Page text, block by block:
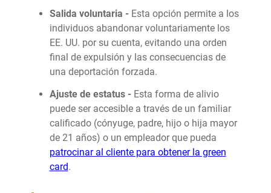
Salida voluntaria - Esta opción permite a los
individuos abandonar voluntariamente los
EE. UU. por su cuenta, evitando una orden
final de expulsión y las consecuencias de
una deportación forzada.
Ajuste de estatus - Esta forma de alivio
puede ser accesible a través de un familiar
calificado (cónyuge, padre, hijo o hija mayor
de 21 años) o un empleador que pueda
patrocinar al cliente para obtener la green
card.